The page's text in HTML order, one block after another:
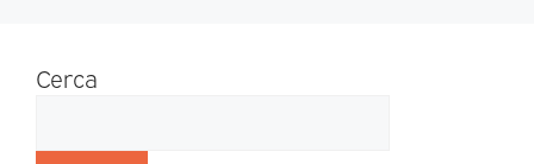
Cerca